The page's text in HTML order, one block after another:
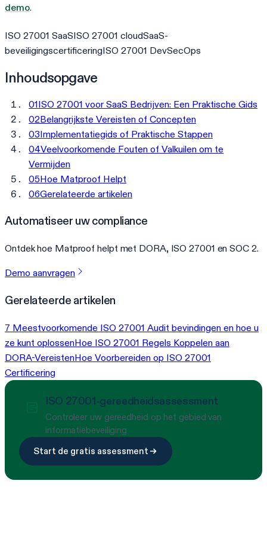
demo.
ISO 27001 SaaSISO 27001 cloudSaaS-
beveiligingscertificeringISO 27001 DevSecOps
Inhoudsopgave
01ISO 27001 voor SaaS Bedrijven: Een Praktische Gids
02Belangrijkste Vereisten of Concepten
03Implementatiegids of Praktische Stappen
04Veelvoorkomende Fouten of Valkuilen om te
Vermijden
05Hoe Matproof Helpt
06Gerelateerde artikelen
Automatiseer uw compliance
Ontdek hoe Matproof helpt met DORA, ISO 27001 en SOC 2.
Demo aanvragen
Gerelateerde artikelen
7 Meestvoorkomende ISO 27001 Audit bevindingen en hoe u
ze kunt oplossenHoe ISO 27001 Regels Koppelen aan
DORA-VereistenHoe Voorbereiden op ISO 27001
Certificering
ISO 27001-gereedheidsassessment
Controleer uw gereedheid op het gebied van
informatiebeveiliging
Start de gratis assessment